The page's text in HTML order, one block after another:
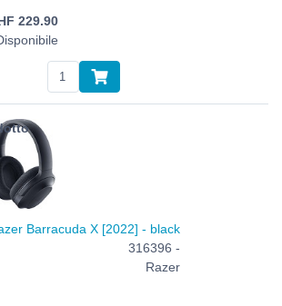
229.90
Barracuda X [2022] - black
316396 -
Razer